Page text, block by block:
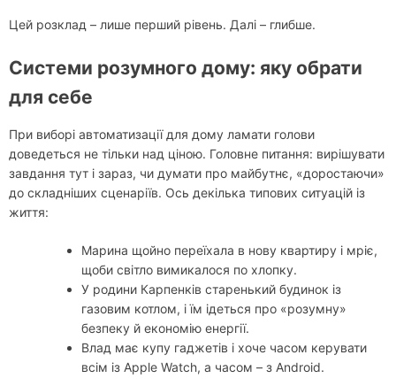
Цей розклад – лише перший рівень. Далі – глибше.
Системи розумного дому: яку обрати
для себе
При виборі автоматизації для дому ламати голови
доведеться не тільки над ціною. Головне питання: вирішувати
завдання тут і зараз, чи думати про майбутнє, «доростаючи»
до складніших сценаріїв. Ось декілька типових ситуацій із
життя:
Марина щойно переїхала в нову квартиру і мріє,
щоби світло вимикалося по хлопку.
У родини Карпенків старенький будинок із
газовим котлом, і їм ідеться про «розумну»
безпеку й економію енергії.
Влад має купу гаджетів і хоче часом керувати
всім із Apple Watch, а часом – з Android.